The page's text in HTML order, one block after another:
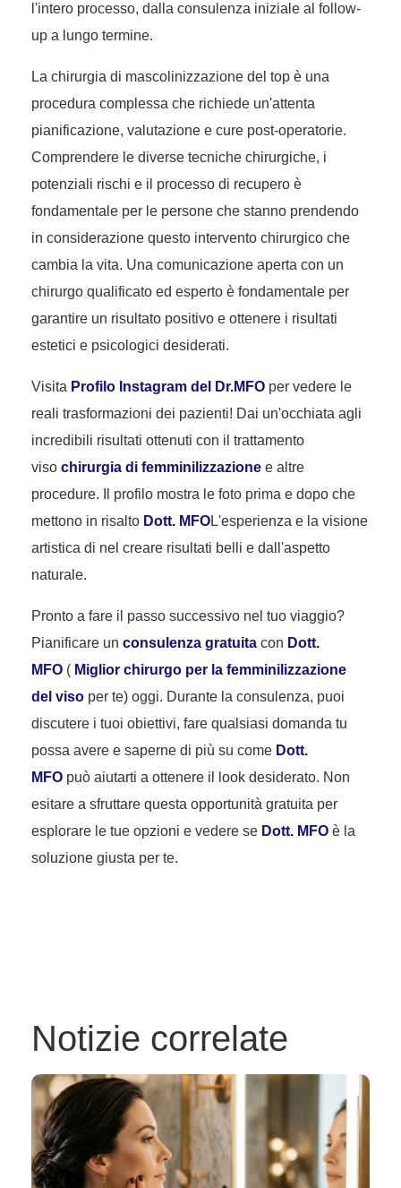
l'intero processo, dalla consulenza iniziale al follow-
up a lungo termine.
La chirurgia di mascolinizzazione del top è una
procedura complessa che richiede un'attenta
pianificazione, valutazione e cure post-operatorie.
Comprendere le diverse tecniche chirurgiche, i
potenziali rischi e il processo di recupero è
fondamentale per le persone che stanno prendendo
in considerazione questo intervento chirurgico che
cambia la vita. Una comunicazione aperta con un
chirurgo qualificato ed esperto è fondamentale per
garantire un risultato positivo e ottenere i risultati
estetici e psicologici desiderati.
Visita Profilo Instagram del Dr.MFO per vedere le
reali trasformazioni dei pazienti! Dai un'occhiata agli
incredibili risultati ottenuti con il trattamento
viso chirurgia di femminilizzazione e altre
procedure. Il profilo mostra le foto prima e dopo che
mettono in risalto Dott. MFOL'esperienza e la visione
artistica di nel creare risultati belli e dall'aspetto
naturale.
Pronto a fare il passo successivo nel tuo viaggio?
Pianificare un consulenza gratuita con Dott.
MFO ( Miglior chirurgo per la femminilizzazione
del viso per te) oggi. Durante la consulenza, puoi
discutere i tuoi obiettivi, fare qualsiasi domanda tu
possa avere e saperne di più su come Dott.
MFO può aiutarti a ottenere il look desiderato. Non
esitare a sfruttare questa opportunità gratuita per
esplorare le tue opzioni e vedere se Dott. MFO è la
soluzione giusta per te.
Notizie correlate